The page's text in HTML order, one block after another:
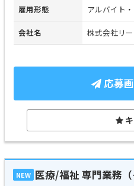
雇用形態 アルバイト
会社名 株式会社リ
応募
NEW 医療/福祉 専門業務（